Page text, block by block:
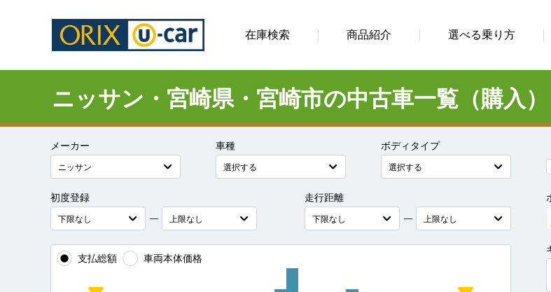
在庫検索 商品紹介 選べる乗り方
ニッサン・宮崎県・宮崎市の中古車一覧（購入）
メーカー 車種
ボディタイプ
初度登録
―
走行距離
―
支払総額 車両本体価格